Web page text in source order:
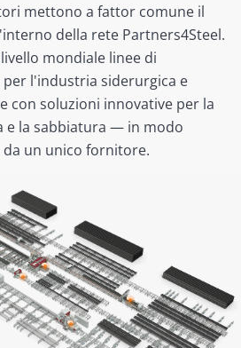
mettono a fattor comune il
della rete Partners4Steel.
mondiale linee di
l'industria siderurgica e
con soluzioni innovative per la
e la sabbiatura — in modo
un unico fornitore.